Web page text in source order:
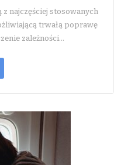
najczęściej stosowanych
trwałą poprawę
zależności…